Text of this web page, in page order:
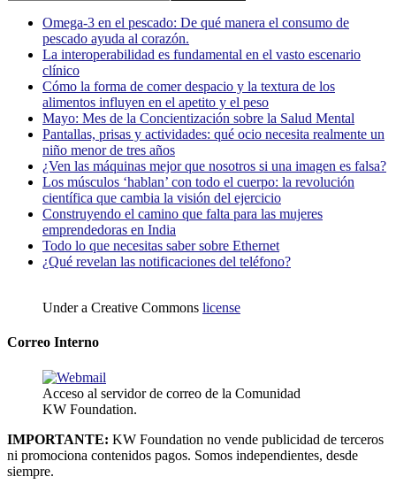
Omega-3 en el pescado: De qué manera el consumo de
pescado ayuda al corazón.
La interoperabilidad es fundamental en el vasto escenario
clínico
Cómo la forma de comer despacio y la textura de los
alimentos influyen en el apetito y el peso
Mayo: Mes de la Concientización sobre la Salud Mental
Pantallas, prisas y actividades: qué ocio necesita realmente un
niño menor de tres años
¿Ven las máquinas mejor que nosotros si una imagen es falsa?
Los músculos ‘hablan’ con todo el cuerpo: la revolución
científica que cambia la visión del ejercicio
Construyendo el camino que falta para las mujeres
emprendedoras en India
Todo lo que necesitas saber sobre Ethernet
¿Qué revelan las notificaciones del teléfono?
Under a Creative Commons license
Correo Interno
Acceso al servidor de correo de la Comunidad
KW Foundation.
IMPORTANTE: KW Foundation no vende publicidad de terceros
ni promociona contenidos pagos. Somos independientes, desde
siempre.